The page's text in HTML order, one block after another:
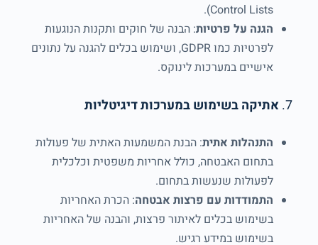
Control Lists).
הגנה על פרטיות: הבנה של חוקים ותקנות הנוגעות
לפרטיות כמו GDPR, ושימוש בכלים להגנה על נתונים
אישיים במערכות לינוקס.
7. אתיקה בשימוש במערכות דיגיטליות
התנהלות אתית: הבנת המשמעות האתית של פעולות
בתחום האבטחה, כולל אחריות משפטית וכלכלית
לפעולות שנעשות בתחום.
התמודדות עם פרצות אבטחה: הכרת האחריות
בשימוש בכלים לאיתור פרצות, והבנה של האחריות
בשימוש במידע רגיש.